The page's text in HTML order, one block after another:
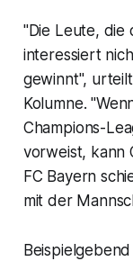
"Die Leute, die
interessiert
gewinnt",
Kolumne.
Champions-
vorweist, kann
FC Bayern
mit der